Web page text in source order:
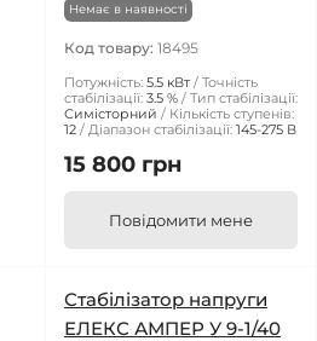
Немає в наявності
Код товару: 18495
Потужність: 5.5 кВт
Точність
стабілізації: 3.5 %
Тип стабілізації:
Симісторний
Кількість ступенів:
12
Діапазон стабілізації: 145-275 В
15 800 грн
Повідомити мене
Стабілізатор напруги
ЕЛЕКС АМПЕР У 9-1/40